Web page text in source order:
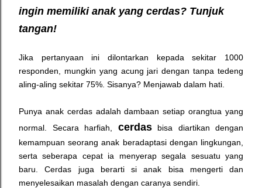
ingin memiliki anak yang cerdas? Tunjuk
tangan!
Jika pertanyaan ini dilontarkan kepada sekitar 1000
responden, mungkin yang acung jari dengan tanpa tedeng
aling-aling sekitar 75%. Sisanya? Menjawab dalam hati.
Punya anak cerdas adalah dambaan setiap orangtua yang
normal. Secara harfiah, cerdasbisa diartikan dengan
kemampuan seorang anak beradaptasi dengan lingkungan,
serta seberapa cepat ia menyerap segala sesuatu yang
baru. Cerdas juga berarti si anak bisa mengerti dan
menyelesaikan masalah dengan caranya sendiri.